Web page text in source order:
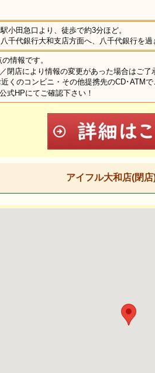
小田急口より、徒歩で約3分ほど。
千代銀行大和支店方面へ、八千代銀行を過
情報です。
閉店により情報の変更があった場合はご了
くのコンビニ・その他提携先のCD･ATMで
式HPにてご確認下さい！
アイフル大和店(閉